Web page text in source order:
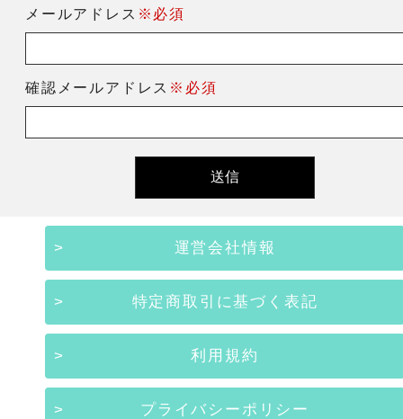
メールアドレス ※必須
確認メールアドレス ※必須
運営会社情報
特定商取引に基づく表記
利用規約
プライバシーポリシー